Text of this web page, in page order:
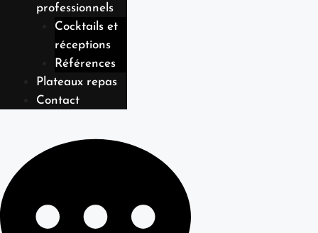
professionnels
Cocktails et
réceptions
Références
Plateaux repas
Contact